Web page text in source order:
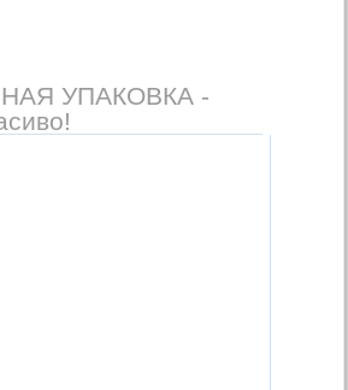
УПАКОВКА -